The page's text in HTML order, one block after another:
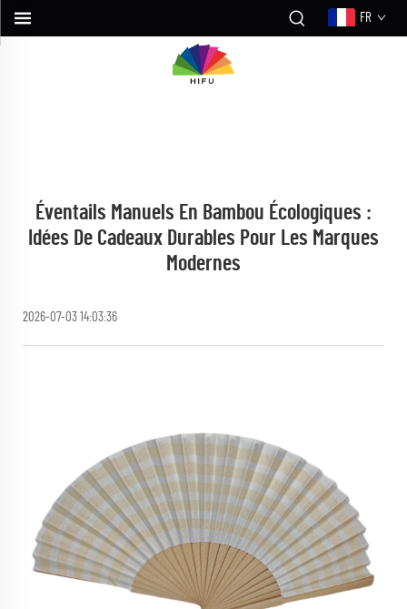
FR
Éventails Manuels En Bambou Écologiques :
Idées De Cadeaux Durables Pour Les Marques
Modernes
2026-07-03 14:03:36